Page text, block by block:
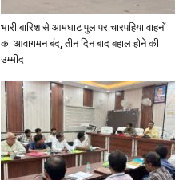
भारी बारिश से आमघाट पुल पर चारपहिया वाहनों
का आवागमन बंद, तीन दिन बाद बहाल होने की
उम्मीद